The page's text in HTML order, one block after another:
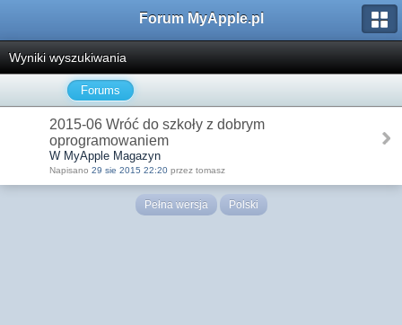
Forum MyApple.pl
Wyniki wyszukiwania
Forums
2015-06 Wróć do szkoły z dobrym
oprogramowaniem
W MyApple Magazyn
Napisano 29 sie 2015 22:20 przez tomasz
Pełna wersja Polski